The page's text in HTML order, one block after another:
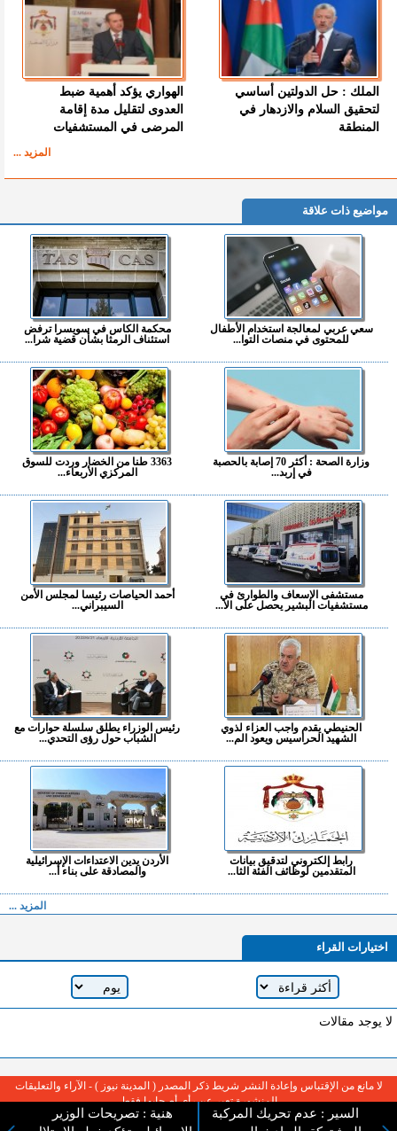
الملك : حل الدولتين أساسي
لتحقيق السلام والازدهار في
المنطقة
الهواري يؤكد أهمية ضبط
العدوى لتقليل مدة إقامة
المرضى في المستشفيات
المزيد ...
مواضيع ذات علاقة
سعي عربي لمعالجة استخدام الأطفال
للمحتوى في منصات التوا...
محكمة الكاس في سويسرا ترفض
استئناف الرمثا بشأن قضية شرا...
وزارة الصحة : أكثر 70 إصابة بالحصبة
في إربد...
3363 طنا من الخضار وردت للسوق
المركزي الأربعاء...
مستشفى الإسعاف والطوارئ في
مستشفيات البشير يحصل على الا...
أحمد الحياصات رئيسا لمجلس الأمن
السيبراني...
الحنيطي يقدم واجب العزاء لذوي
الشهيد الحراسيس ويعود الم...
رئيس الوزراء يطلق سلسلة حوارات مع
الشباب حول رؤى التحدي...
رابط إلكتروني لتدقيق بيانات
المتقدمين لوظائف الفئة الثا...
الأردن يدين الاعتداءات الإسرائيلية
والمصادقة على بناء أ...
المزيد ...
اختيارات القراء
لا يوجد مقالات
السير : عدم تحريك المركبة
هنية : تصريحات الوزير
لا مانع من الإقتباس وإعادة النشر شريط ذكر المصدر ( المدينة نيوز ) - الآراء والتعليقات
المنشورة تعبر عن رأي أصحابها فقط